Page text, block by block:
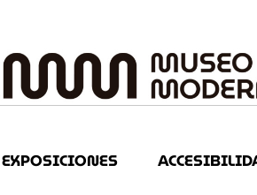
EXPOSICIONES